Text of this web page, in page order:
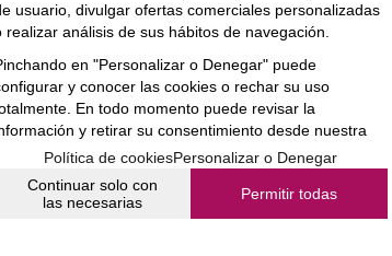
Ortola Negro Funda Trombón SPS Gewa
Envío estimado en 12 días
15%
414€
351,90 €
usuario, divulgar ofertas comerciales personalizadas
realizar análisis de sus hábitos de navegación.
en "Personalizar o Denegar" puede
y conocer las cookies o rechar su uso
En todo momento puede revisar la
y retirar su consentimiento desde nuestra
sección de política de cookies.
Política de cookiesPersonalizar o Denegar
Continuar solo con
las necesarias
Permitir todas